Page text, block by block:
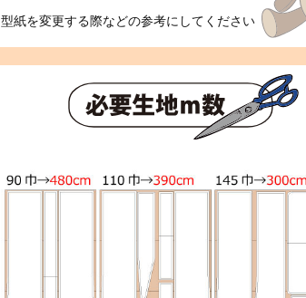
型紙を変更する際などの参考にしてください